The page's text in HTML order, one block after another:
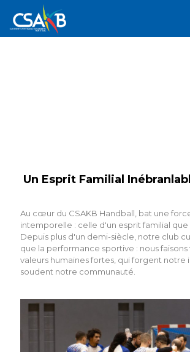
Un Esprit Familial
Au cœur du CSAKB Handball, bat une
intemporelle : celle d'un esprit familial que
Depuis plus d'un demi-siècle, notre club
que la performance sportive : nous faisons
valeurs humaines fortes, qui forgent notre
soudent notre communauté.